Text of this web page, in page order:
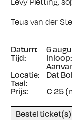
Teus van der
Datum: 6
Tijd:
Locatie: Dat
Taal:
Prijs: € 25
Bestel ticket(s)